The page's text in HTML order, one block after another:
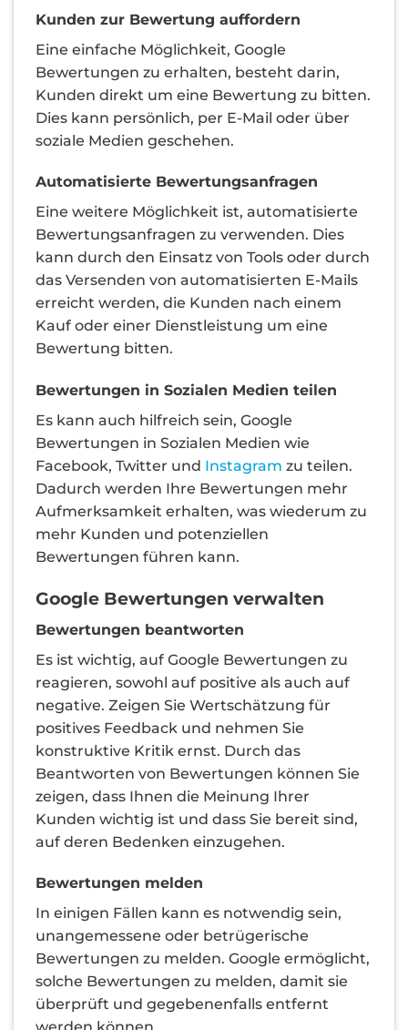
Kunden zur Bewertung auffordern
Eine einfache Möglichkeit, Google
Bewertungen zu erhalten, besteht darin,
Kunden direkt um eine Bewertung zu bitten.
Dies kann persönlich, per E-Mail oder über
soziale Medien geschehen.
Automatisierte Bewertungsanfragen
Eine weitere Möglichkeit ist, automatisierte
Bewertungsanfragen zu verwenden. Dies
kann durch den Einsatz von Tools oder durch
das Versenden von automatisierten E-Mails
erreicht werden, die Kunden nach einem
Kauf oder einer Dienstleistung um eine
Bewertung bitten.
Bewertungen in Sozialen Medien teilen
Es kann auch hilfreich sein, Google
Bewertungen in Sozialen Medien wie
Facebook, Twitter und Instagram zu teilen.
Dadurch werden Ihre Bewertungen mehr
Aufmerksamkeit erhalten, was wiederum zu
mehr Kunden und potenziellen
Bewertungen führen kann.
Google Bewertungen verwalten
Bewertungen beantworten
Es ist wichtig, auf Google Bewertungen zu
reagieren, sowohl auf positive als auch auf
negative. Zeigen Sie Wertschätzung für
positives Feedback und nehmen Sie
konstruktive Kritik ernst. Durch das
Beantworten von Bewertungen können Sie
zeigen, dass Ihnen die Meinung Ihrer
Kunden wichtig ist und dass Sie bereit sind,
auf deren Bedenken einzugehen.
Bewertungen melden
In einigen Fällen kann es notwendig sein,
unangemessene oder betrügerische
Bewertungen zu melden. Google ermöglicht,
solche Bewertungen zu melden, damit sie
überprüft und gegebenenfalls entfernt